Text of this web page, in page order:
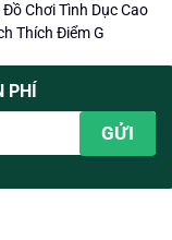
Đồ Chơi Tình Dục Cao
Thích Điểm G
PHÍ